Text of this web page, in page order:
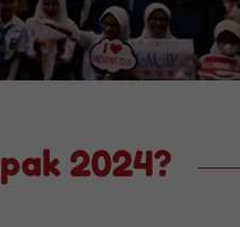
2024?